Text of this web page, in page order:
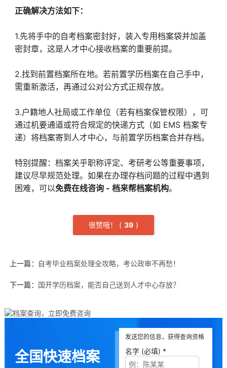
正确解决方法如下：
1.先将手中的自考档案密封好，装入专用档案袋并加盖
密封章，这是人才中心接收档案的重要前提。
2.找到前置档案所在地。若前置学历档案在自己手中，
需重新激活，再通过公对公方式正规存放。
3.户籍地人社局或工作单位（若有档案保管权限），可
通过机要通道或符合规定的快递方式（如 EMS 档案专
递）将档案寄到人才中心，与前置学历档案合并存档。
特别提醒：档案关乎职称评定、考研考公等重要事项，
建议尽早规范处理。如果在办理存档问题的过程中遇到
困难，可以免费在线咨询 - 档来帮档案机构。
很赞哦！ ( 39 )
上一篇： 自考毕业档案处理全攻略，考公政审不再愁！
下一篇： 国开学历档案，能否自己送到人才中心存放？
全国快速档案
发送您的信息，获得查询资格
名字 (必填) *